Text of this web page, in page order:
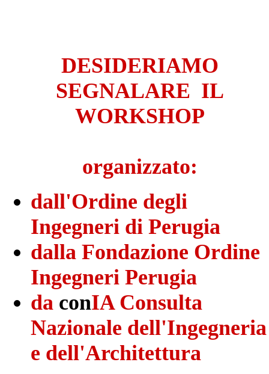
DESIDERIAMO
SEGNALARE IL
WORKSHOP
organizzato:
dall'Ordine degli
Ingegneri di Perugia
dalla Fondazione Ordine
Ingegneri Perugia
da conIA Consulta
Nazionale dell'Ingegneria
e dell'Architettura